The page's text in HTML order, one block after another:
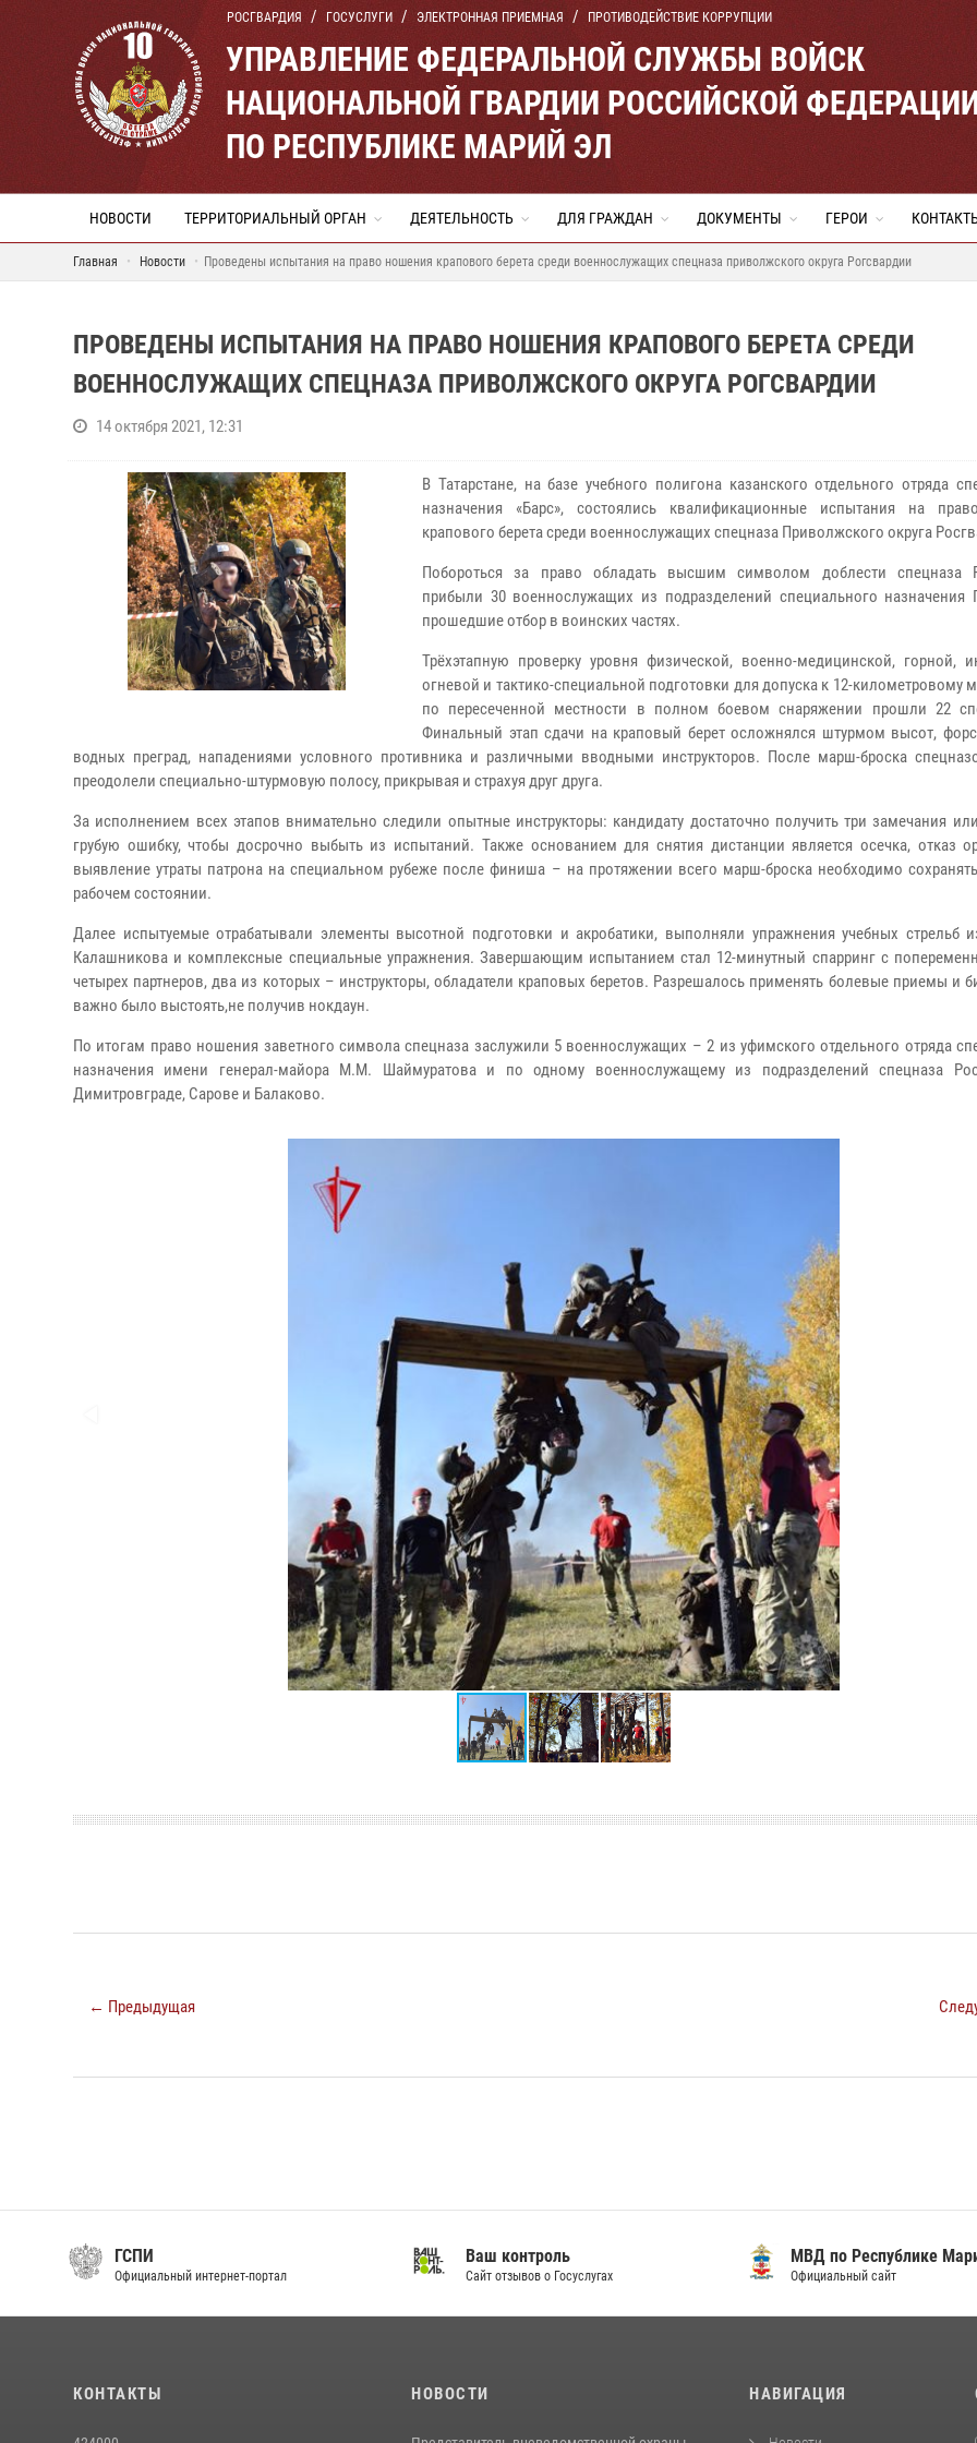
РОСГВАРДИЯ ГОСУСЛУГИ ЭЛЕКТРОННАЯ ПРИЕМНАЯ ПРОТИВОДЕЙСТВИЕ КОРРУПЦИИ
УПРАВЛЕНИЕ ФЕДЕРАЛЬНОЙ СЛУЖБЫ ВОЙСК
НАЦИОНАЛЬНОЙ ГВАРДИИ РОССИЙСКОЙ
ПО РЕСПУБЛИКЕ МАРИЙ ЭЛ
НОВОСТИ ТЕРРИТОРИАЛЬНЫЙ ОРГАН ДЕЯТЕЛЬНОСТЬ ДЛЯ ГРАЖДАН ДОКУМЕНТЫ ГЕРОИ
Главная Новости Проведены испытания на право ношения крапового берета среди военнослужащих спецназа приволжского округа Рогсвардии
ПРОВЕДЕНЫ ИСПЫТАНИЯ НА ПРАВО НОШЕНИЯ КРАПОВОГО БЕРЕТА СРЕДИ
ВОЕННОСЛУЖАЩИХ СПЕЦНАЗА ПРИВОЛЖСКОГО ОКРУГА РОГСВАРДИИ
14 октября 2021, 12:31
В Татарстане, на базе учебного полигона казанского отдельного отряда
назначения «Барс», состоялись квалификационные испытания на
крапового берета среди военнослужащих спецназа Приволжского округа
Побороться за право обладать высшим символом доблести спецназа
прибыли 30 военнослужащих из подразделений специального назначения
прошедшие отбор в воинских частях.
Трёхэтапную проверку уровня физической, военно-медицинской, горной,
огневой и тактико-специальной подготовки для допуска к 12-километровому
по пересеченной местности в полном боевом снаряжении прошли 22
Финальный этап сдачи на краповый берет осложнялся штурмом высот,
водных преград, нападениями условного противника и различными вводными инструкторов. После марш-броска
преодолели специально-штурмовую полосу, прикрывая и страхуя друг друга.
За исполнением всех этапов внимательно следили опытные инструкторы: кандидату достаточно получить три замечания
грубую ошибку, чтобы досрочно выбыть из испытаний. Также основанием для снятия дистанции является осечка, отказ
выявление утраты патрона на специальном рубеже после финиша – на протяжении всего марш-броска необходимо
рабочем состоянии.
Далее испытуемые отрабатывали элементы высотной подготовки и акробатики, выполняли упражнения учебных стрельб
Калашникова и комплексные специальные упражнения. Завершающим испытанием стал 12-минутный спарринг с
четырех партнеров, два из которых – инструкторы, обладатели краповых беретов. Разрешалось применять болевые приемы и
важно было выстоять,не получив нокдаун.
По итогам право ношения заветного символа спецназа заслужили 5 военнослужащих – 2 из уфимского отдельного отряда
назначения имени генерал-майора М.М. Шаймуратова и по одному военнослужащему из подразделений спецназа
Димитровграде, Сарове и Балаково.
← Предыдущая
ГСПИ
Официальный интернет-портал
Ваш контроль
Сайт отзывов о Госуслугах
МВД по Республике
Официальный сайт
КОНТАКТЫ НОВОСТИ НАВИГАЦИЯ